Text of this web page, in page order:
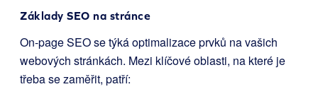
Základy SEO na stránce
On-page SEO se týká optimalizace prvků na vašich
webových stránkách. Mezi klíčové oblasti, na které je
třeba se zaměřit, patří: